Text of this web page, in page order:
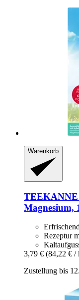
Warenkorb
TEEKANNE
Magnesium,
Rezeptur
3,79 € (84,22 € /
Zustellung bis